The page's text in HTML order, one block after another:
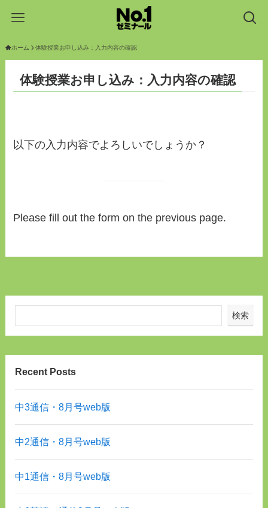
ホーム 体験授業お申し込み：入力内容の確認
体験授業お申し込み：入力内容の確認
以下の入力内容でよろしいでしょうか？
Please fill out the form on the previous page.
検索
Recent Posts
中3通信・8月号web版
中2通信・8月号web版
中1通信・8月号web版